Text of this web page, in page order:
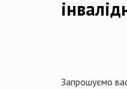
Запрошуємо